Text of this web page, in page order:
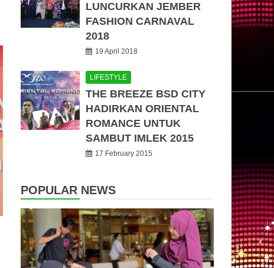
LUNCURKAN JEMBER
FASHION CARNAVAL
2018
19 April 2018
LIFESTYLE
THE BREEZE BSD CITY
HADIRKAN ORIENTAL
ROMANCE UNTUK
SAMBUT IMLEK 2015
17 February 2015
POPULAR NEWS